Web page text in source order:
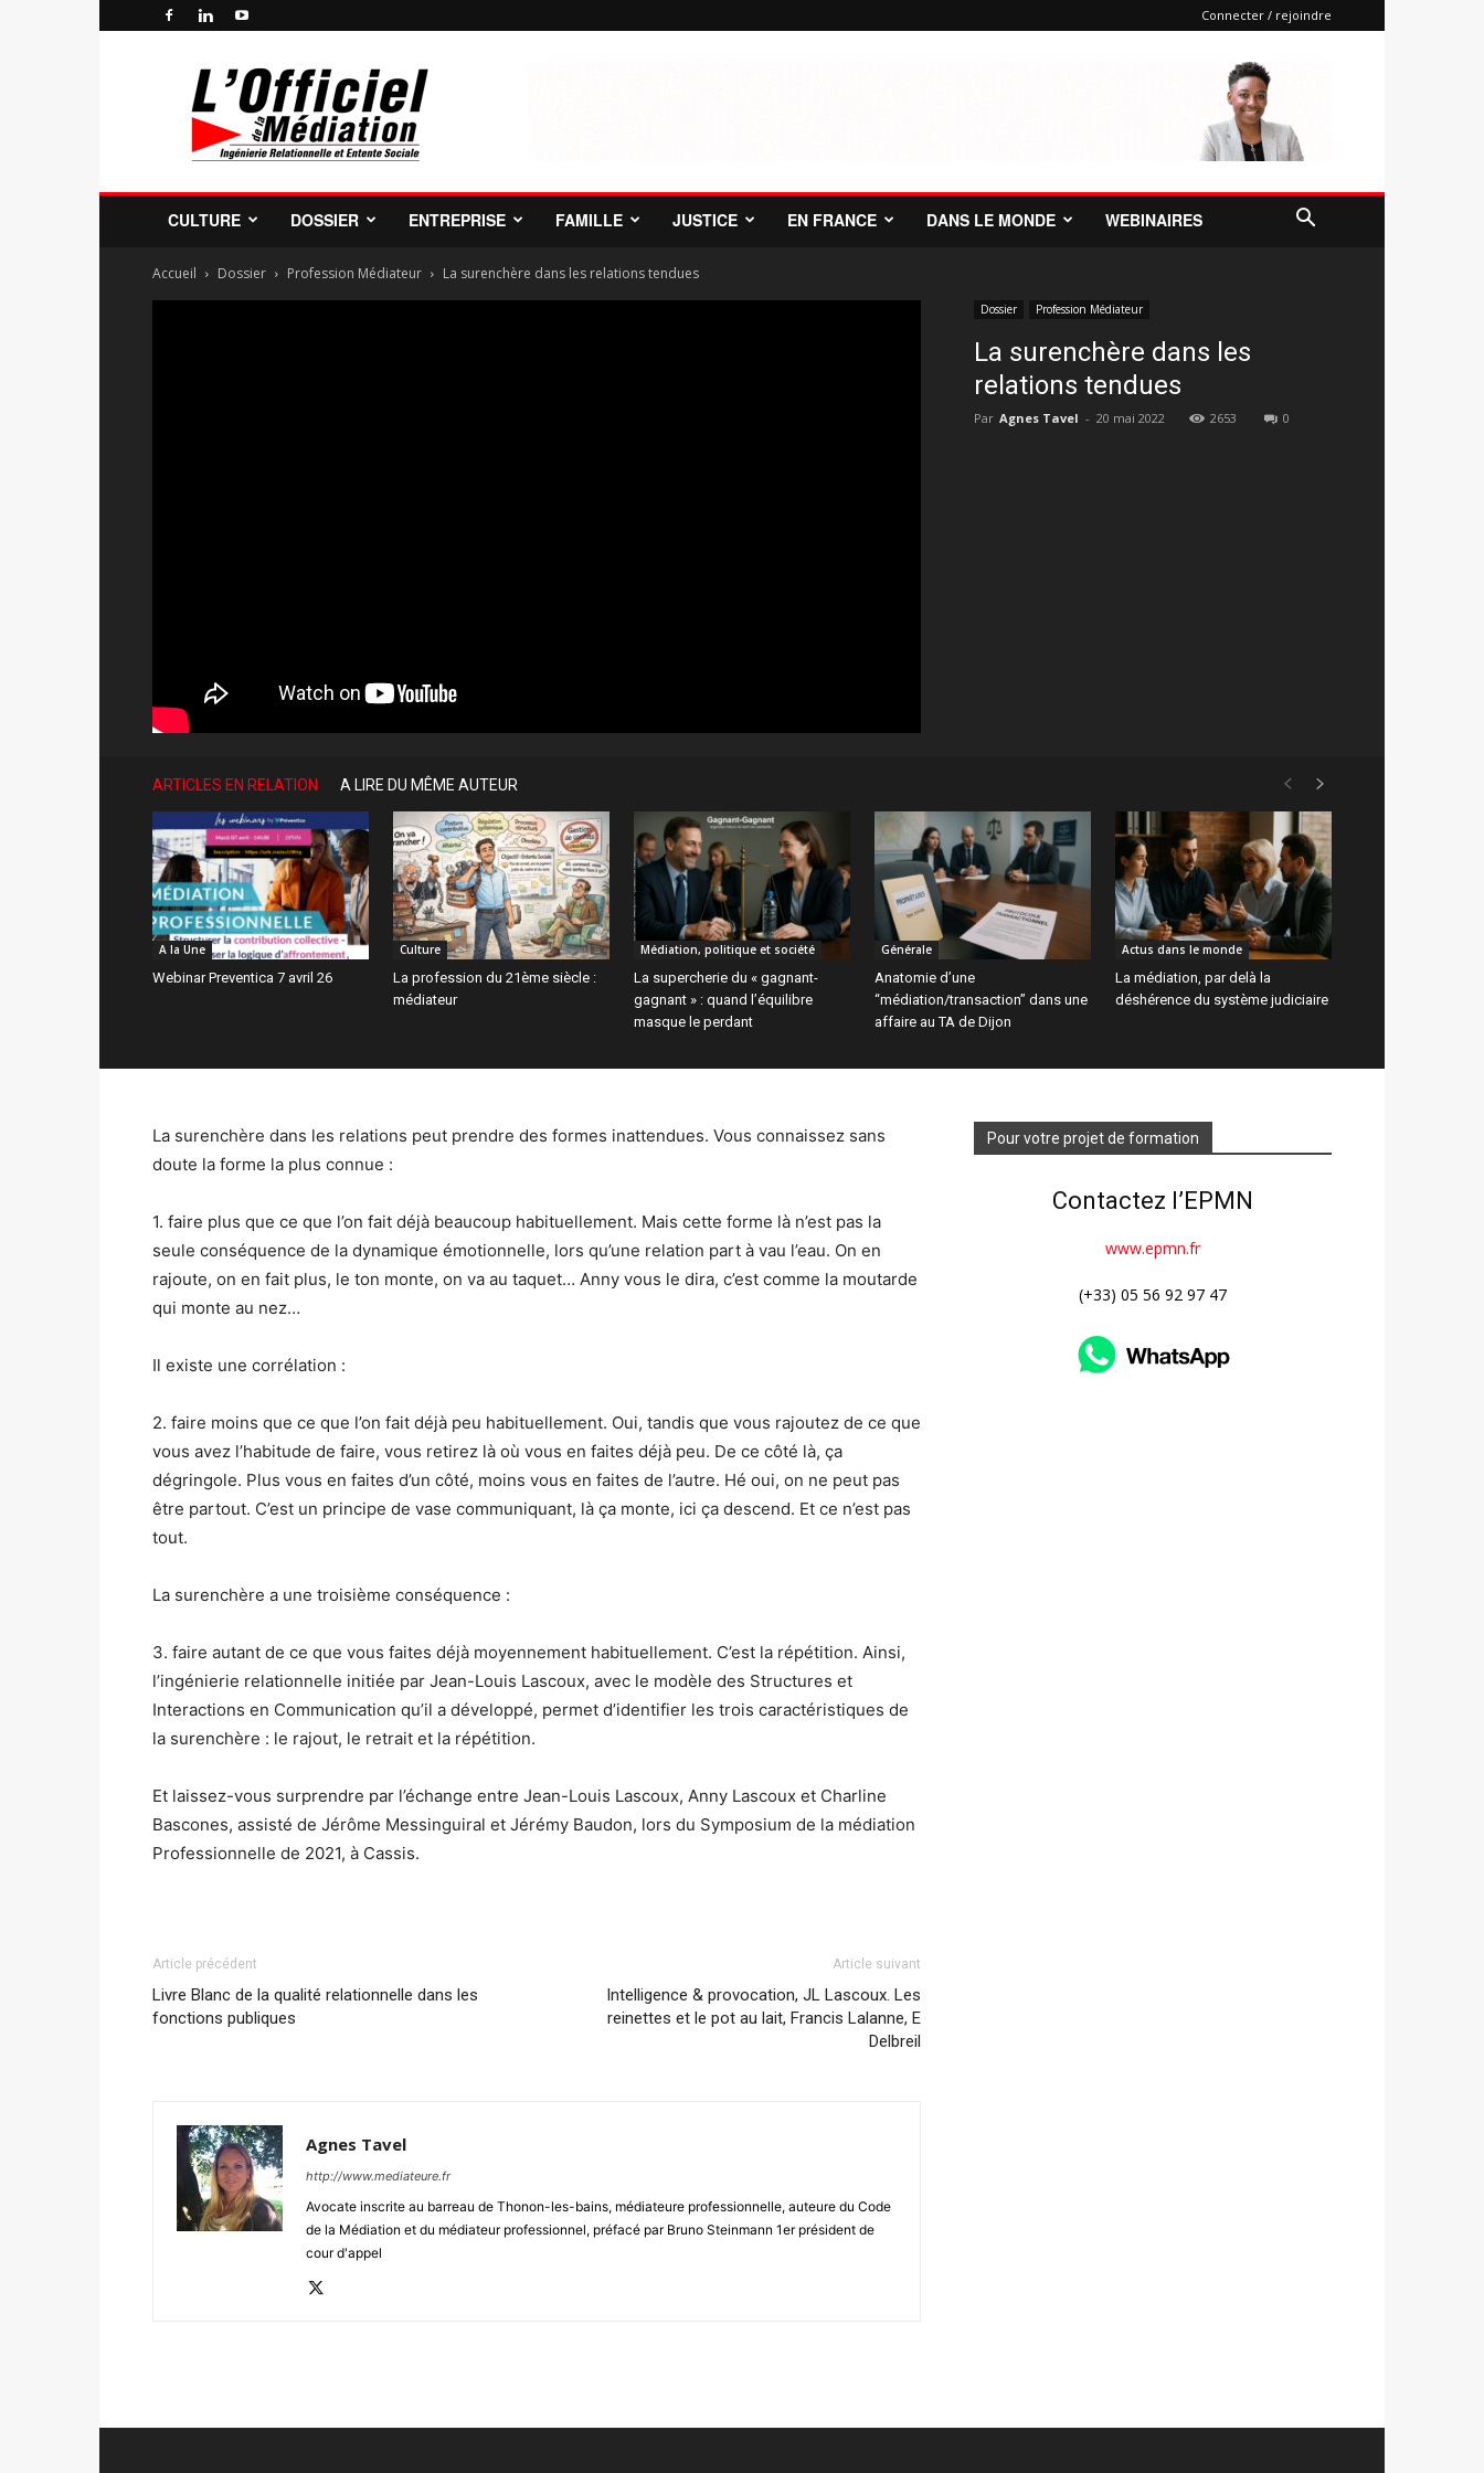
Connecter / rejoindre
Officiel
Médiation
Professionnelle
et
de
Médiateur
CULTURE DOSSIER ENTREPRISE FAMILLE JUSTICE EN FRANCE DANS LE MONDE WEBINAIRES
Accueil Dossier Profession Médiateur La surenchère dans les relations tendues
Dossier Profession Médiateur
La surenchère dans les
relations tendues
Par Agnes Tavel - 20 mai 2022 2653 0
ARTICLES EN RELATION A LIRE DU MÊME AUTEUR
A la Une
Webinar Preventica 7 avril 26
Culture
La profession du 21ème siècle :
médiateur
Médiation, politique et société
La supercherie du « gagnant-
gagnant » : quand l’équilibre
masque le perdant
Générale
Anatomie d’une
“médiation/transaction” dans une
affaire au TA de Dijon
Actus dans le monde
La médiation, par delà la
déshérence du système judiciaire
La surenchère dans les relations peut prendre des formes inattendues. Vous connaissez sans
doute la forme la plus connue :
1. faire plus que ce que l’on fait déjà beaucoup habituellement. Mais cette forme là n’est pas la
seule conséquence de la dynamique émotionnelle, lors qu’une relation part à vau l’eau. On en
rajoute, on en fait plus, le ton monte, on va au taquet… Anny vous le dira, c’est comme la moutarde
qui monte au nez…
Il existe une corrélation :
2. faire moins que ce que l’on fait déjà peu habituellement. Oui, tandis que vous rajoutez de ce que
vous avez l’habitude de faire, vous retirez là où vous en faites déjà peu. De ce côté là, ça
dégringole. Plus vous en faites d’un côté, moins vous en faites de l’autre. Hé oui, on ne peut pas
être partout. C’est un principe de vase communiquant, là ça monte, ici ça descend. Et ce n’est pas
tout.
La surenchère a une troisième conséquence :
3. faire autant de ce que vous faites déjà moyennement habituellement. C’est la répétition. Ainsi,
l’ingénierie relationnelle initiée par Jean-Louis Lascoux, avec le modèle des Structures et
Interactions en Communication qu’il a développé, permet d’identifier les trois caractéristiques de
la surenchère : le rajout, le retrait et la répétition.
Et laissez-vous surprendre par l’échange entre Jean-Louis Lascoux, Anny Lascoux et Charline
Bascones, assisté de Jérôme Messinguiral et Jérémy Baudon, lors du Symposium de la médiation
Professionnelle de 2021, à Cassis.
Article précédent
Livre Blanc de la qualité relationnelle dans les
fonctions publiques
Article suivant
Intelligence & provocation, JL Lascoux. Les
reinettes et le pot au lait, Francis Lalanne, E
Delbreil
Agnes Tavel
http://www.mediateure.fr
Avocate inscrite au barreau de Thonon-les-bains, médiateure professionnelle, auteure du Code
de la Médiation et du médiateur professionnel, préfacé par Bruno Steinmann 1er président de
cour d'appel
Pour votre projet de formation
Contactez l’EPMN
www.epmn.fr
(+33) 05 56 92 97 47